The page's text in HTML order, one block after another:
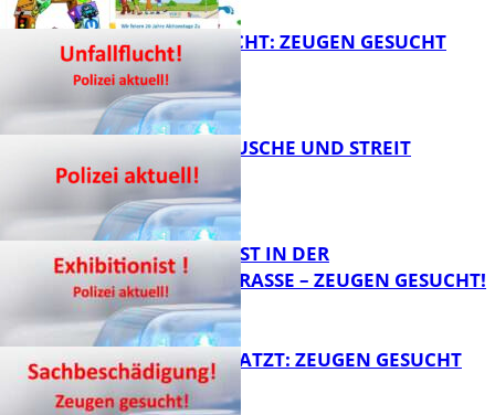
UNFALLFLUCHT: ZEUGEN GESUCHT
KNALLGERÄUSCHE UND STREIT
EXHIBITIONIST IN DER
VELMANNSTRASSE – ZEUGEN GESUCHT!
AUTO ZERKRATZT: ZEUGEN GESUCHT